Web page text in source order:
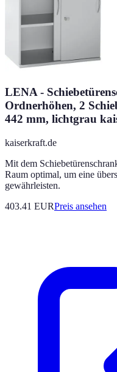
LENA -
Ordnerhöhen, 2
442 mm, lichtgrau
kaiserkraft.de
Mit dem
Raum optimal, um eine
gewährleisten.
403.41 EURPreis ansehen